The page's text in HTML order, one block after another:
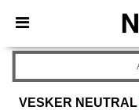
× Needen-app
Bedre priser i
VESKER NEUTRAL